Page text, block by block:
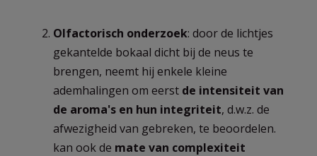
Olfactorisch onderzoek: door de lichtjes
gekantelde bokaal dicht bij de neus te
brengen, neemt hij enkele kleine
ademhalingen om eerst de intensiteit van
de aroma's en hun integriteit, d.w.z. de
afwezigheid van gebreken, te beoordelen.
kan ook de mate van complexiteit